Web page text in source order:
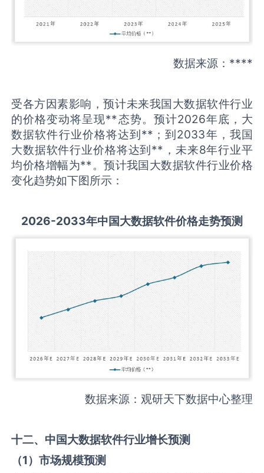
数据来源：****
受各方因素影响，预计未来我国大数据软件行业
的价格变动将呈现**态势。预计2026年底，大
数据软件行业价格将达到**；到2033年，我国
大数据软件行业价格将达到**，未来8年行业平
均价格增幅为**。预计我国大数据软件行业价格
变化趋势如下图所示：
2026-2033年中国大数据软件价格走势预测
数据来源：观研天下数据中心整理
十二、中国大数据软件行业增长预测
（1）市场规模预测